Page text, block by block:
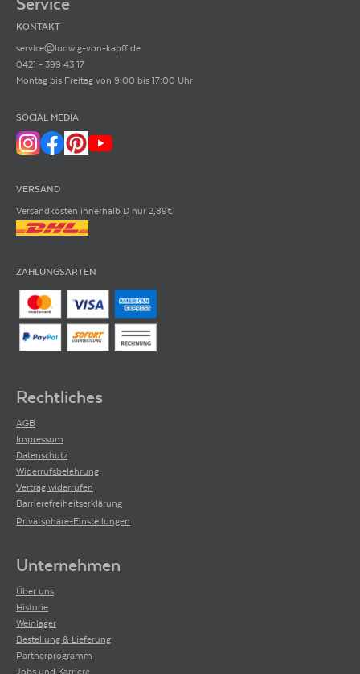
KONTAKT
service@ludwig-von-kapff.de
0421 - 399 43 17
Montag bis Freitag von 9:00 bis 17:00 Uhr
SOCIAL MEDIA
VERSAND
Versandkosten innerhalb D nur 2,89€
ZAHLUNGSARTEN
Rechtliches
AGB
Impressum
Datenschutz
Widerrufsbelehrung
Vertrag widerrufen
Barrierefreiheitserklärung
Privatsphäre-Einstellungen
Unternehmen
Über uns
Historie
Weinlager
Bestellung & Lieferung
Partnerprogramm
Jobs und Karriere